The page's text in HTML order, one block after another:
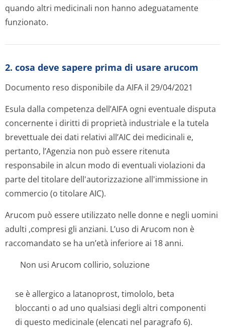
quando altri medicinali non hanno adeguatamente
funzionato.
2. cosa deve sapere prima di usare arucom
Documento reso disponibile da AIFA il 29/04/2021
Esula dalla competenza dell’AIFA ogni eventuale disputa
concernente i diritti di proprietà industriale e la tutela
brevettuale dei dati relativi all’AIC dei medicinali e,
pertanto, l’Agenzia non può essere ritenuta
responsabile in alcun modo di eventuali violazioni da
parte del titolare dell'autorizzazione all'immissione in
commercio (o titolare AIC).
Arucom può essere utilizzato nelle donne e negli uomini
adulti ,compresi gli anziani. L’uso di Arucom non è
raccomandato se ha un’età inferiore ai 18 anni.
Non usi Arucom collirio, soluzione
se è allergico a latanoprost, timololo, beta
bloccanti o ad uno qualsiasi degli altri componenti
di questo medicinale (elencati nel paragrafo 6).